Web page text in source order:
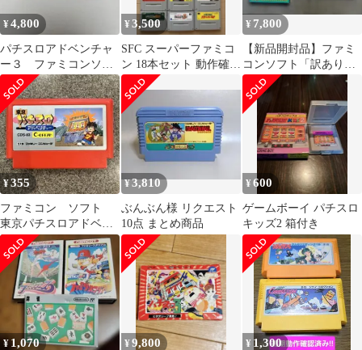
¥4,800
パチスロアドベンチャ
ー３ ファミコンソフ
ト
¥3,500
SFC スーパーファミコ
ン 18本セット 動作確認
済み
¥ 7,800
【新品開封品】ファミ
コンソフト「訳あり
品：2本セット」
¥355
ファミコン ソフト
東京パチスロアドベン
チャー 任天堂 ファ
ミリーコンピュータ
¥3,810
ぶんぶん様 リクエスト
10点 まとめ商品
¥600
ゲームボーイ パチスロ
キッズ2 箱付き
¥ 1,070 ¥9,800 ¥ 1,300